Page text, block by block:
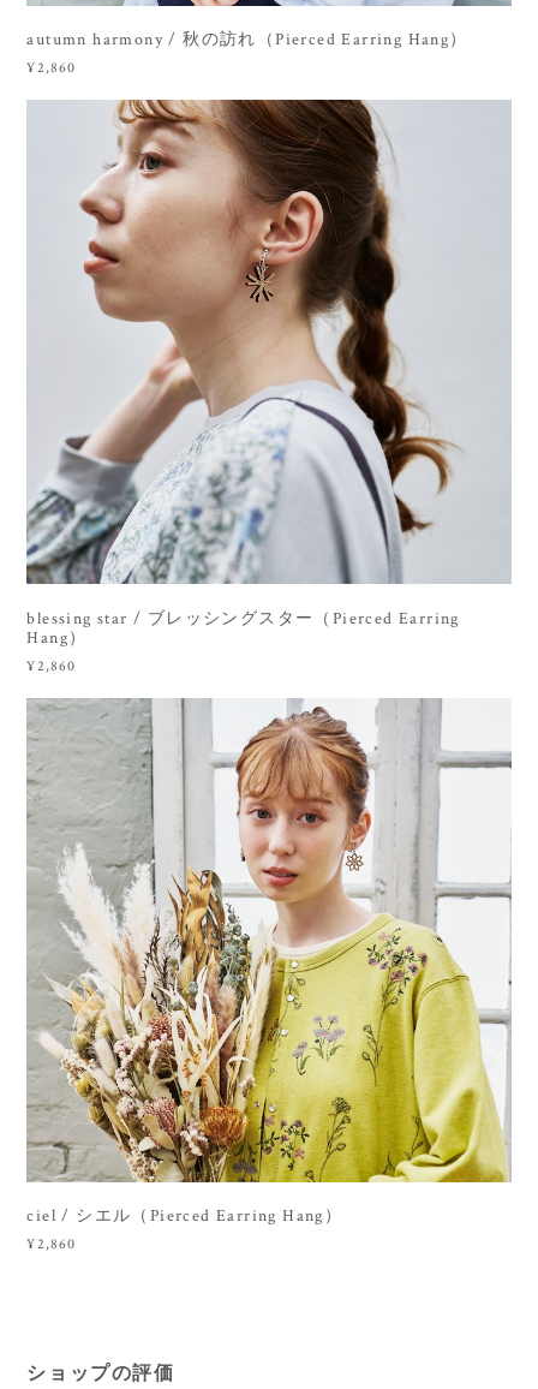
autumn harmony / 秋の訪れ（Pierced Earring Hang）
¥2,860
blessing star / ブレッシングスター（Pierced Earring
Hang）
¥2,860
ciel / シエル（Pierced Earring Hang）
¥2,860
ショップの評価